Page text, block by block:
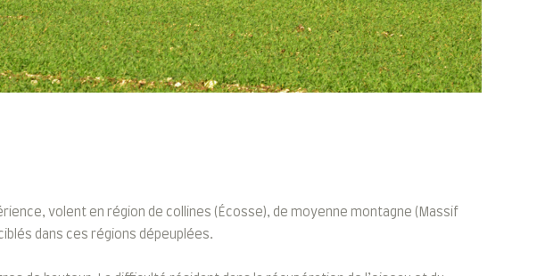
volent en région de collines (Écosse), de moyenne montagne (Massif
dans ces régions dépeuplées.